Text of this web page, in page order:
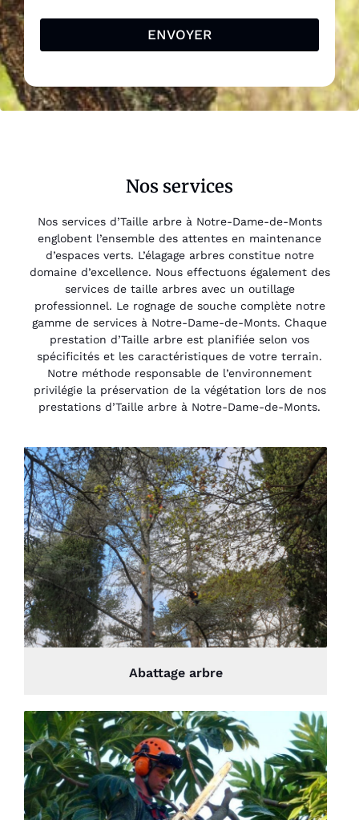
ENVOYER
Nos services
Nos services d’Taille arbre à Notre-Dame-de-Monts
englobent l’ensemble des attentes en maintenance
d’espaces verts. L’élagage arbres constitue notre
domaine d’excellence. Nous effectuons également des
services de taille arbres avec un outillage
professionnel. Le rognage de souche complète notre
gamme de services à Notre-Dame-de-Monts. Chaque
prestation d’Taille arbre est planifiée selon vos
spécificités et les caractéristiques de votre terrain.
Notre méthode responsable de l’environnement
privilégie la préservation de la végétation lors de nos
prestations d’Taille arbre à Notre-Dame-de-Monts.
Abattage arbre